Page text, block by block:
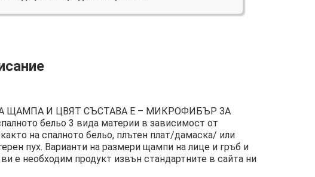
ЩАМПА И ЦВЯТ СЪСТАВА Е – МИКРОФИБЪР ЗА
бельо 3 вида материи в зависимост от
на спалното бельо, плътен плат/дамаска/ или
пух. Варианти на размери щампи на лице и гръб и
е необходим продукт извън стандартните в сайта ни